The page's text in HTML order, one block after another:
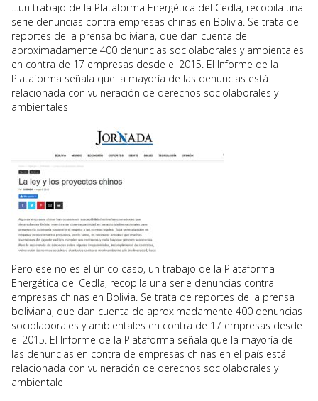
…un trabajo de la Plataforma Energética del Cedla, recopila una
serie denuncias contra empresas chinas en Bolivia. Se trata de
reportes de la prensa boliviana, que dan cuenta de
aproximadamente 400 denuncias sociolaborales y ambientales
en contra de 17 empresas desde el 2015. El Informe de la
Plataforma señala que la mayoría de las denuncias está
relacionada con vulneración de derechos sociolaborales y
ambientales
Pero ese no es el único caso, un trabajo de la Plataforma
Energética del Cedla, recopila una serie denuncias contra
empresas chinas en Bolivia. Se trata de reportes de la prensa
boliviana, que dan cuenta de aproximadamente 400 denuncias
sociolaborales y ambientales en contra de 17 empresas desde
el 2015. El Informe de la Plataforma señala que la mayoría de
las denuncias en contra de empresas chinas en el país está
relacionada con vulneración de derechos sociolaborales y
ambientale